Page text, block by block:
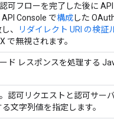
可フローを完了した後に
Console で構成した
、
リダイレクト URI の検証
で無視されます。
ド レスポンスを処理する
認可リクエストと認可サー
文字列値を指定します。